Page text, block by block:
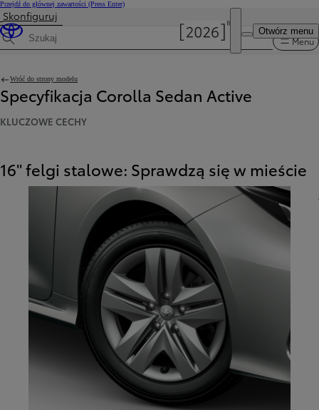
Przejdź do głównej zawartości (Press Enter)
Znajdź Salon i Serwis Toyoty
DEALER NAME
Otwórz menu
Skonfiguruj
Wyszukaj dane techniczne Menu
Wróć do strony modelu
Specyfikacja Corolla Sedan Active
KLUCZOWE CECHY
16" felgi stalowe: Sprawdzą się w mieście